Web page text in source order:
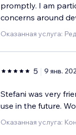
promptly. I am
concerns around
Оказанная услуга:
5 9 янв.
Stefani was very
use in the future.
Оказанная услуга: